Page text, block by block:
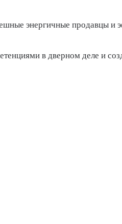
энергичные продавцы и
в дверном деле и